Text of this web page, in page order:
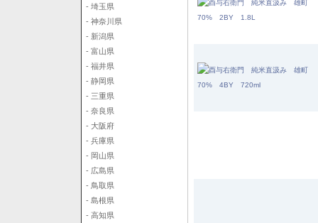
- 埼玉県
- 神奈川県
- 新潟県
- 富山県
- 福井県
- 静岡県
- 三重県
- 奈良県
- 大阪府
- 兵庫県
- 岡山県
- 広島県
- 鳥取県
- 島根県
- 高知県